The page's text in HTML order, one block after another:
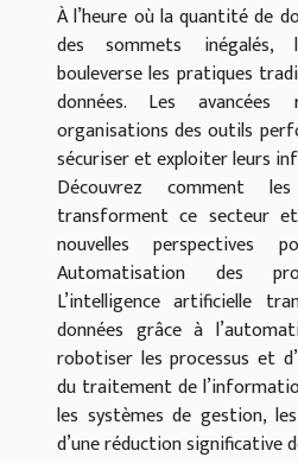
À l’heure où la quantité de
des sommets inégalés,
bouleverse les pratiques
données. Les
organisations des outils
sécuriser et exploiter leurs
Découvrez comment
transforment ce secteur
nouvelles perspectives
Automatisation des
L’intelligence artificielle
données grâce à
robotiser les processus et
du traitement de
les systèmes de gestion,
d’une réduction significative